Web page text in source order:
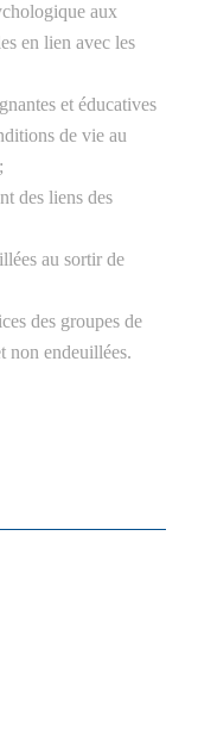
aux
en lien avec les
et éducatives
de vie au
des liens des
au sortir de
des groupes de
non endeuillées.